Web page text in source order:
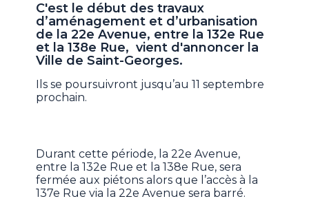
C'est le début des travaux
d’aménagement et d’urbanisation
de la 22e Avenue, entre la 132e Rue
et la 138e Rue, vient d'annoncer la
Ville de Saint-Georges.
Ils se poursuivront jusqu’au 11 septembre
prochain.
Durant cette période, la 22e Avenue,
entre la 132e Rue et la 138e Rue, sera
fermée aux piétons alors que l’accès à la
137e Rue via la 22e Avenue sera barré.